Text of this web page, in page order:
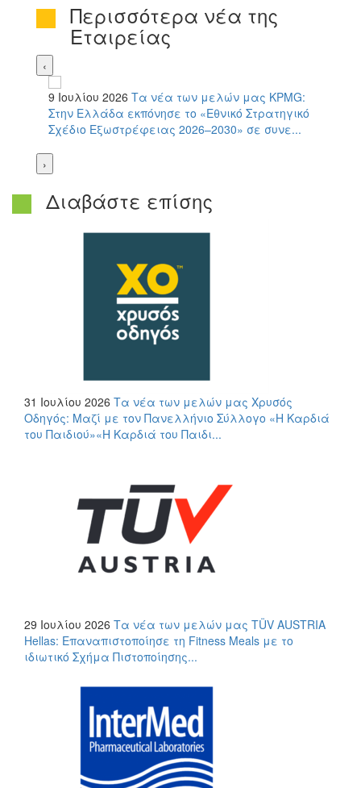
Περισσότερα νέα της
Εταιρείας
‹
9 Ιουλίου 2026 Τα νέα των μελών μας KPMG:
Στην Ελλάδα εκπόνησε το «Εθνικό Στρατηγικό
Σχέδιο Εξωστρέφειας 2026–2030» σε συνε...
›
Διαβάστε επίσης
31 Ιουλίου 2026 Τα νέα των μελών μας Χρυσός
Οδηγός: Μαζί με τον Πανελλήνιο Σύλλογο «Η Καρδιά
του Παιδιού»«Η Καρδιά του Παιδι...
29 Ιουλίου 2026 Τα νέα των μελών μας TÜV AUSTRIA
Hellas: Επαναπιστοποίησε τη Fitness Meals με το
ιδιωτικό Σχήμα Πιστοποίησης...